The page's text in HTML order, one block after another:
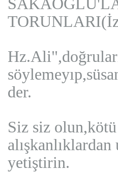
der.
Siz siz olun,kötü
yetiştirin.